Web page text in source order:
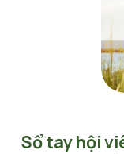
Sổ tay hội